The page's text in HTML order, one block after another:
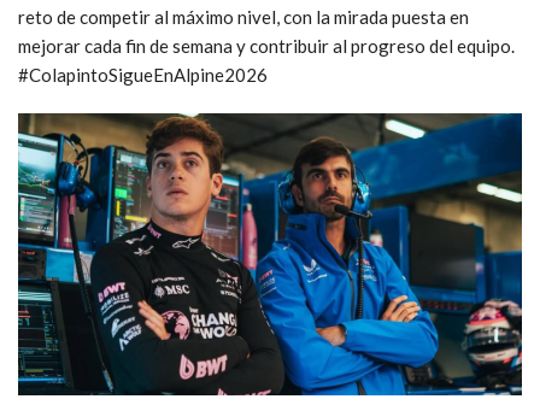
reto de competir al máximo nivel, con la mirada puesta en
mejorar cada fin de semana y contribuir al progreso del equipo.
#ColapintoSigueEnAlpine2026